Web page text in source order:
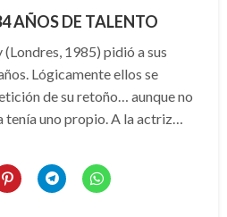
AÑOS DE TALENTO
1985) pidió a sus
Lógicamente ellos se
de su retoño… aunque no
tenía uno propio. A la actriz…